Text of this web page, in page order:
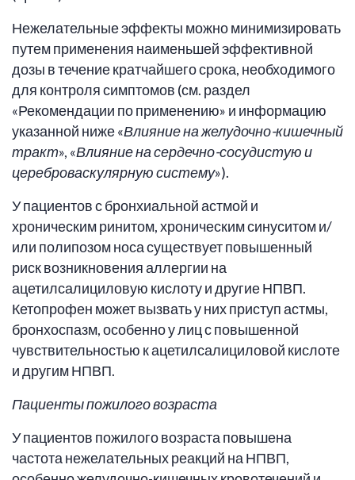
Нежелательные эффекты можно минимизировать
путем применения наименьшей эффективной
дозы в течение кратчайшего срока, необходимого
для контроля симптомов (см. раздел
«Рекомендации по применению» и информацию
указанной ниже «Влияние на желудочно-кишечный
тракт», «Влияние на сердечно-сосудистую и
цереброваскулярную систему»).
У пациентов с бронхиальной астмой и
хроническим ринитом, хроническим синуситом и/
или полипозом носа существует повышенный
риск возникновения аллергии на
ацетилсалициловую кислоту и другие НПВП.
Кетопрофен может вызвать у них приступ астмы,
бронхоспазм, особенно у лиц с повышенной
чувствительностью к ацетилсалициловой кислоте
и другим НПВП.
Пациенты пожилого возраста
У пациентов пожилого возраста повышена
частота нежелательных реакций на НПВП,